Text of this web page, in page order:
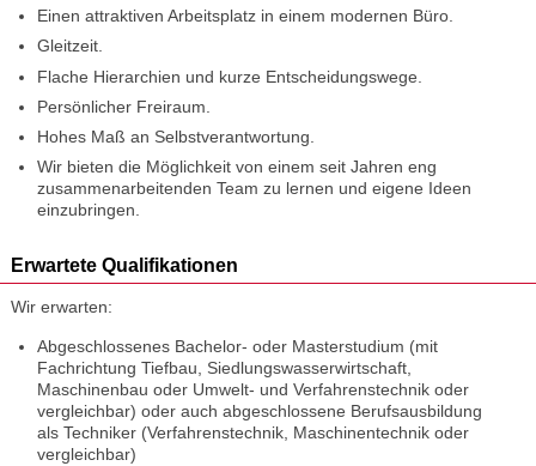
Einen attraktiven Arbeitsplatz in einem modernen Büro.
Gleitzeit.
Flache Hierarchien und kurze Entscheidungswege.
Persönlicher Freiraum.
Hohes Maß an Selbstverantwortung.
Wir bieten die Möglichkeit von einem seit Jahren eng
zusammenarbeitenden Team zu lernen und eigene Ideen
einzubringen.
Erwartete Qualifikationen
Wir erwarten:
Abgeschlossenes Bachelor- oder Masterstudium (mit
Fachrichtung Tiefbau, Siedlungswasserwirtschaft,
Maschinenbau oder Umwelt- und Verfahrenstechnik oder
vergleichbar) oder auch abgeschlossene Berufsausbildung
als Techniker (Verfahrenstechnik, Maschinentechnik oder
vergleichbar)